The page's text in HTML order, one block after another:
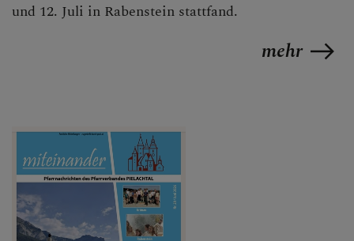
und 12. Juli in Rabenstein stattfand.
mehr